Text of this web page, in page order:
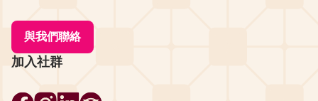
與我們聯絡
加入社群